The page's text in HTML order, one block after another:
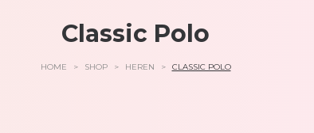
Classic Polo
HOME > SHOP > HEREN > CLASSIC POLO